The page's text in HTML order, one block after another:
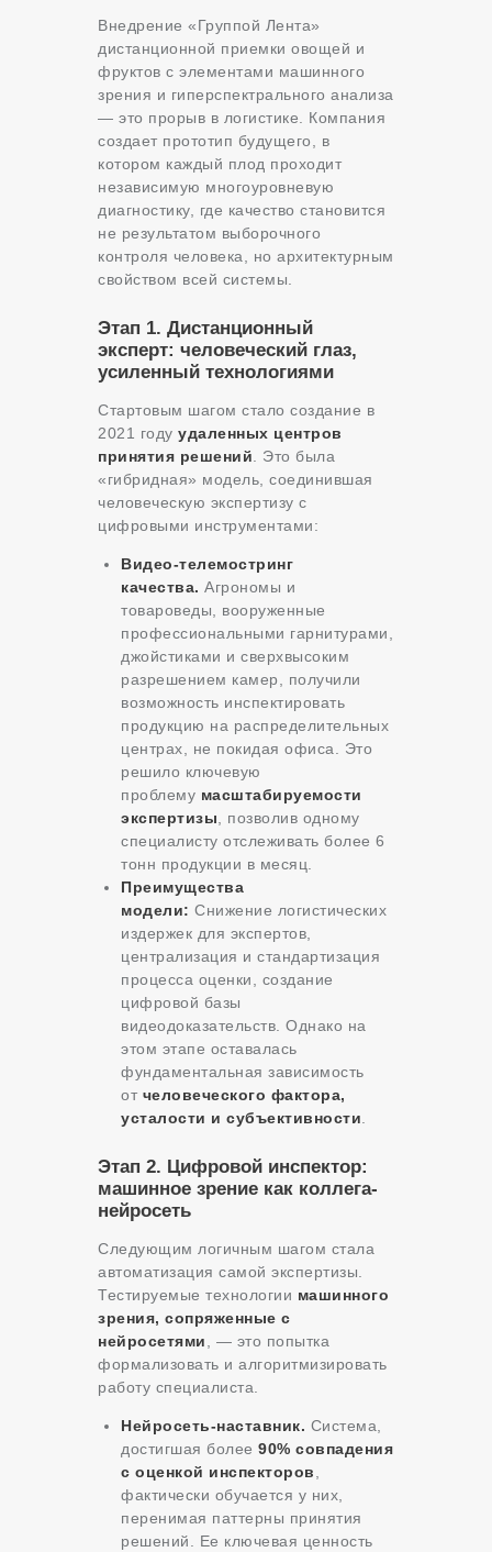
Внедрение «Группой Лента»
дистанционной приемки овощей и
фруктов с элементами машинного
зрения и гиперспектрального анализа
— это прорыв в логистике. Компания
создает прототип будущего, в
котором каждый плод проходит
независимую многоуровневую
диагностику, где качество становится
не результатом выборочного
контроля человека, но архитектурным
свойством всей системы.
Этап 1. Дистанционный
эксперт: человеческий глаз,
усиленный технологиями
Стартовым шагом стало создание в
2021 году удаленных центров
принятия решений . Это была
«гибридная» модель, соединившая
человеческую экспертизу с
цифровыми инструментами:
Видео-телемостринг
качества. Агрономы и
товароведы, вооруженные
профессиональными гарнитурами,
джойстиками и сверхвысоким
разрешением камер, получили
возможность инспектировать
продукцию на распределительных
центрах, не покидая офиса. Это
решило ключевую
проблему масштабируемости
экспертизы , позволив одному
специалисту отслеживать более 6
тонн продукции в месяц.
Преимущества
модели: Снижение логистических
издержек для экспертов,
централизация и стандартизация
процесса оценки, создание
цифровой базы
видеодоказательств. Однако на
этом этапе оставалась
фундаментальная зависимость
от человеческого фактора,
усталости и субъективности
Этап 2. Цифровой инспектор:
машинное зрение как коллега-
нейросеть
Следующим логичным шагом стала
автоматизация самой экспертизы.
Тестируемые технологии машинного
зрения, сопряженные с
нейросетями , — это попытка
формализовать и алгоритмизировать
работу специалиста.
Нейросеть-наставник. Система,
достигшая более 90% совпадения
с оценкой инспекторов
фактически обучается у них,
перенимая паттерны принятия
решений. Ее ключевая ценность